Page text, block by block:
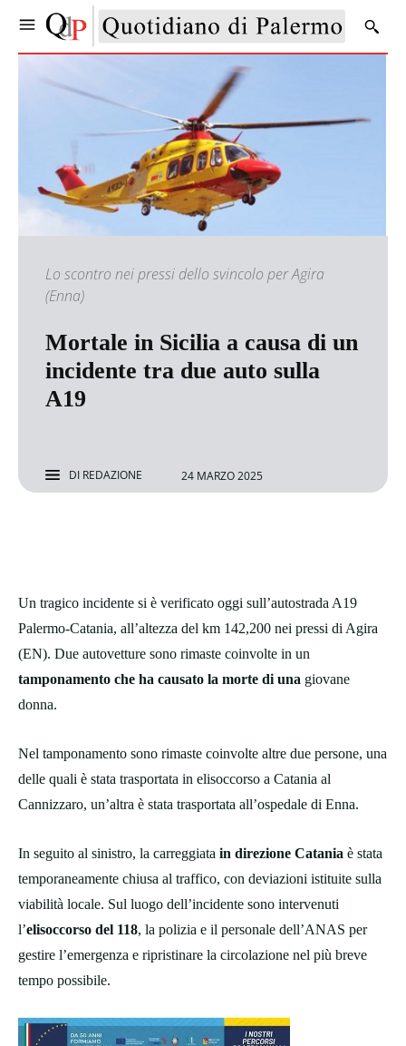
Lo scontro nei pressi dello svincolo per Agira
(Enna)
Mortale in Sicilia a causa di un
incidente tra due auto sulla
A19
DI REDAZIONE 24 MARZO 2025
Un tragico incidente si è verificato oggi sull’autostrada A19
Palermo-Catania, all’altezza del km 142,200 nei pressi di Agira
(EN). Due autovetture sono rimaste coinvolte in un
tamponamento che ha causato la morte di una giovane
donna.
Nel tamponamento sono rimaste coinvolte altre due persone, una
delle quali è stata trasportata in elisoccorso a Catania al
Cannizzaro, un’altra è stata trasportata all’ospedale di Enna.
In seguito al sinistro, la carreggiata in direzione Catania è stata
temporaneamente chiusa al traffico, con deviazioni istituite sulla
viabilità locale. Sul luogo dell’incidente sono intervenuti
l’elisoccorso del 118, la polizia e il personale dell’ANAS per
gestire l’emergenza e ripristinare la circolazione nel più breve
tempo possibile.